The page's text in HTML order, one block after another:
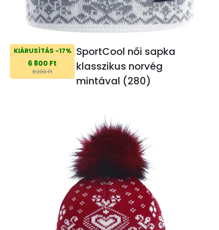
KIÁRUSÍTÁS -17%
6 800 Ft
8 200 Ft
SportCool női sapka
klasszikus norvég
mintával (280)